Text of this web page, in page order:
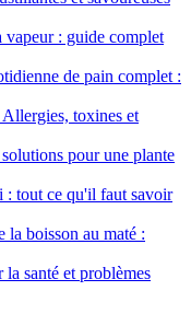
vapeur : guide complet
de pain complet :
Allergies, toxines et
pour une plante
: tout ce qu'il faut savoir
la boisson au maté :
santé et problèmes